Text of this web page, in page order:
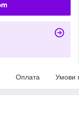
Оплата Умови